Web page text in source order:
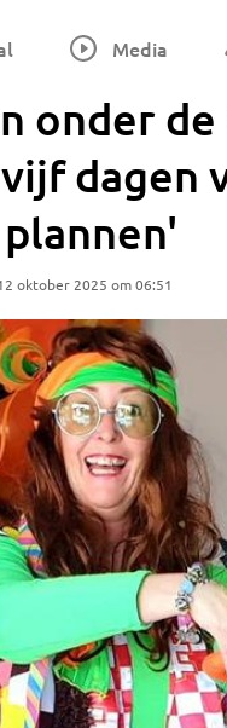
Media
onder de
dagen
oktober 2025 om 06:51